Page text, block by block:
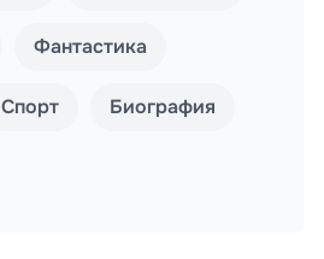
Фантастика
Спорт Биография